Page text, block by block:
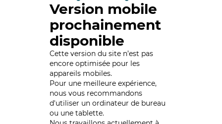
Version mobile
prochainement
disponible
Cette version du site n’est pas
encore optimisée pour les
appareils mobiles.
Pour une meilleure expérience,
nous vous recommandons
d'utiliser un ordinateur de bureau
ou une tablette.